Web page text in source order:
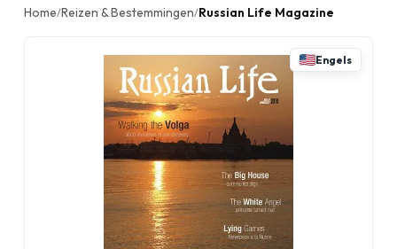
Home/Reizen & Bestemmingen/Russian Life Magazine
Engels